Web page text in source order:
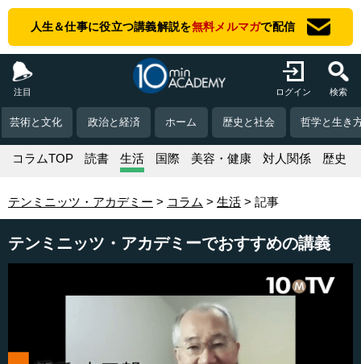
人生＆仕事に役立つ講義解説を無料メルマガで配信
注目 ログイン 検索
芸術と文化 政治と経済 ホーム 歴史と社会 哲学と生き
コラムTOP 読書 生活 国際 美容・健康 対人関係 歴史
テンミニッツ・アカデミー コラム 生活 記事
テンミニッツ・アカデミーでおすすめの講義